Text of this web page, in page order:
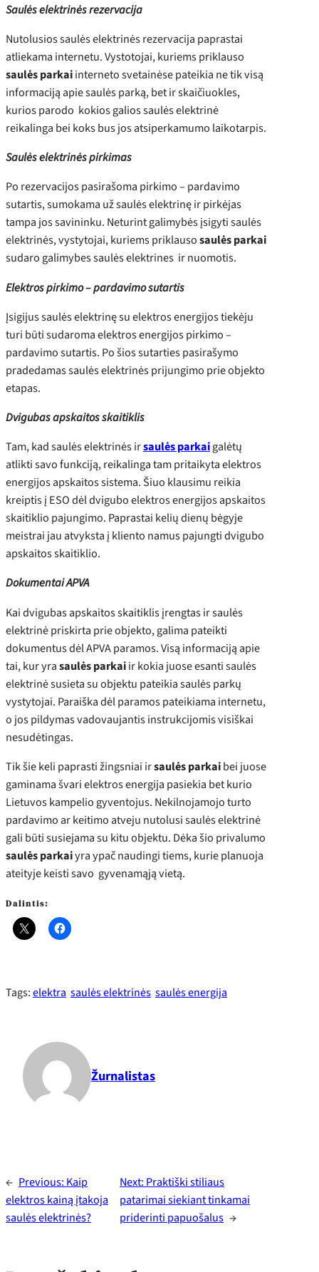
Saulės elektrinės rezervacija
Nutolusios saulės elektrinės rezervacija paprastai
atliekama internetu. Vystotojai, kuriems priklauso
saulės parkaiinterneto svetainėse pateikia ne tik visą
informaciją apie saulės parką, bet ir skaičiuokles,
kurios parodo kokios galios saulės elektrinė
reikalinga bei koks bus jos atsiperkamumo laikotarpis.
Saulės elektrinės pirkimas
Po rezervacijos pasirašoma pirkimo – pardavimo
sutartis, sumokama už saulės elektrinę ir pirkėjas
tampa jos savininku. Neturint galimybės įsigyti saulės
elektrinės, vystytojai, kuriems priklausosaulės parkai
sudaro galimybes saulės elektrines ir nuomotis.
Elektros pirkimo – pardavimo sutartis
Įsigijus saulės elektrinę su elektros energijos tiekėju
turi būti sudaroma elektros energijos pirkimo –
pardavimo sutartis. Po šios sutarties pasirašymo
pradedamas saulės elektrinės prijungimo prie objekto
etapas.
Dvigubas apskaitos skaitiklis
Tam, kad saulės elektrinės irsaulės parkaigalėtų
atlikti savo funkciją, reikalinga tam pritaikyta elektros
energijos apskaitos sistema. Šiuo klausimu reikia
kreiptis į ESO dėl dvigubo elektros energijos apskaitos
skaitiklio pajungimo. Paprastai kelių dienų bėgyje
meistrai jau atvyksta į kliento namus pajungti dvigubo
apskaitos skaitiklio.
Dokumentai APVA
Kai dvigubas apskaitos skaitiklis įrengtas ir saulės
elektrinė priskirta prie objekto, galima pateikti
dokumentus dėl APVA paramos. Visą informaciją apie
tai, kur yrasaulės parkaiir kokia juose esanti saulės
elektrinė susieta su objektu pateikia saulės parkų
vystytojai. Paraiška dėl paramos pateikiama internetu,
o jos pildymas vadovaujantis instrukcijomis visiškai
nesudėtingas.
Tik šie keli paprasti žingsniai irsaulės parkaibei juose
gaminama švari elektros energija pasiekia bet kurio
Lietuvos kampelio gyventojus. Nekilnojamojo turto
pardavimo ar keitimo atveju nutolusi saulės elektrinė
gali būti susiejama su kitu objektu. Dėka šio privalumo
saulės parkaiyra ypač naudingi tiems, kurie planuoja
ateityje keisti savo gyvenamąją vietą.
Dalintis:
Tags:elektra saulės elektrinės saulės energija
Žurnalistas
← Previous: Kaip
elektros kainą įtakoja
saulės elektrinės?
Next: Praktiški stiliaus
patarimai siekiant tinkamai
priderinti papuošalus →